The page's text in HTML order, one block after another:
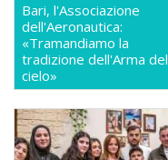
Bari, l'Associazione
dell'Aeronautica:
«Tramandiamo la
tradizione dell'Arma del
cielo»